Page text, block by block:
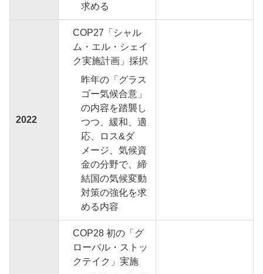
求める
2022
COP27「シャル
ム・エル・シェイ
ク実施計画」採択
昨年の「グラス
ゴー気候合意」
の内容を踏襲し
つつ、緩和、適
応、ロス&ダ
メージ、気候資
金の分野で、締
結国の気候変動
対策の強化を求
める内容
COP28 初の「グ
ローバル・ストッ
クテイク」実施